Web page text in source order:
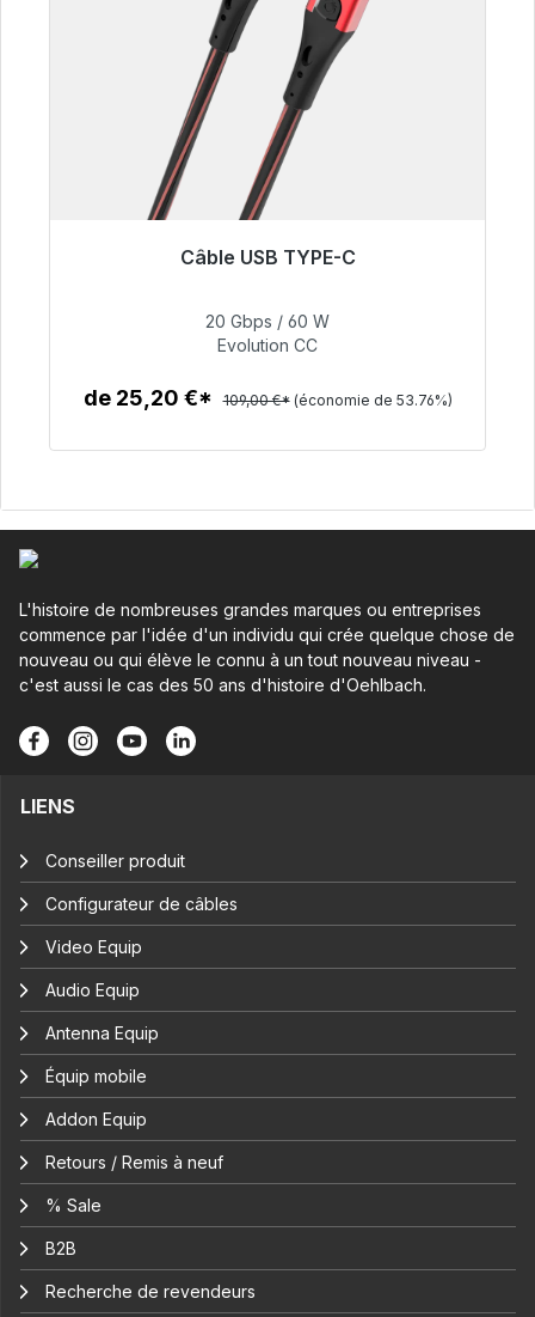
Câble USB TYPE-C
50,40 €
20 Gbps / 60 W
Evolution CC
de 25,20 €* 109,00 €* (économie de 53.76%)
L'histoire de nombreuses grandes marques ou entreprises
commence par l'idée d'un individu qui crée quelque chose de
nouveau ou qui élève le connu à un tout nouveau niveau -
c'est aussi le cas des 50 ans d'histoire d'Oehlbach.
LIENS
Conseiller produit
Configurateur de câbles
Video Equip
Audio Equip
Antenna Equip
Équip mobile
Addon Equip
Retours / Remis à neuf
% Sale
B2B
Recherche de revendeurs